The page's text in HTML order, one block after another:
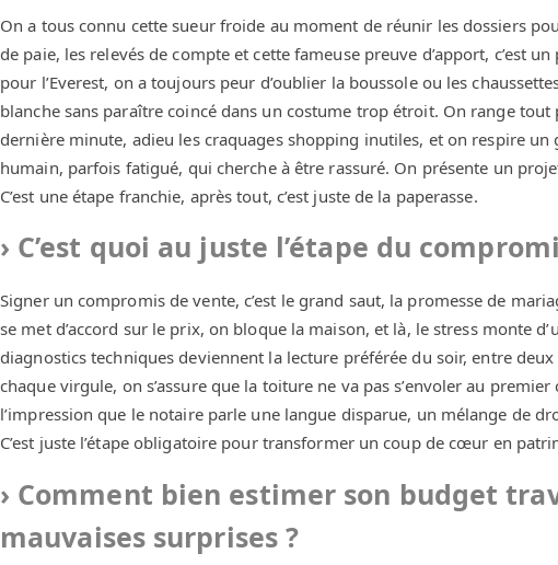
On a tous connu cette sueur froide au moment de réunir les dossiers
de paie, les relevés de compte et cette fameuse preuve d’apport, c’est
pour l’Everest, on a toujours peur d’oublier la boussole ou les
blanche sans paraître coincé dans un costume trop étroit. On range
dernière minute, adieu les craquages shopping inutiles, et on respire
humain, parfois fatigué, qui cherche à être rassuré. On présente un
C’est une étape franchie, après tout, c’est juste de la paperasse.
C’est quoi au juste l’étape du
Signer un compromis de vente, c’est le grand saut, la promesse de
se met d’accord sur le prix, on bloque la maison, et là, le stress monte
diagnostics techniques deviennent la lecture préférée du soir, entre
chaque virgule, on s’assure que la toiture ne va pas s’envoler au
l’impression que le notaire parle une langue disparue, un mélange de
C’est juste l’étape obligatoire pour transformer un coup de cœur en
Comment bien estimer son budget
mauvaises surprises ?